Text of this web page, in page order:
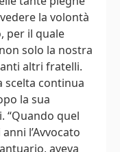
la volontà
per il quale
solo la nostra
altri fratelli.
scelta continua
la sua
“Quando quel
l’Avvocato
aveva